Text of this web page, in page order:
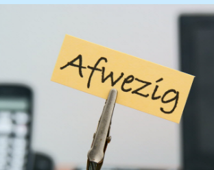
Praktijknieuws
Afwezigheid artsen
Vakantieplanning